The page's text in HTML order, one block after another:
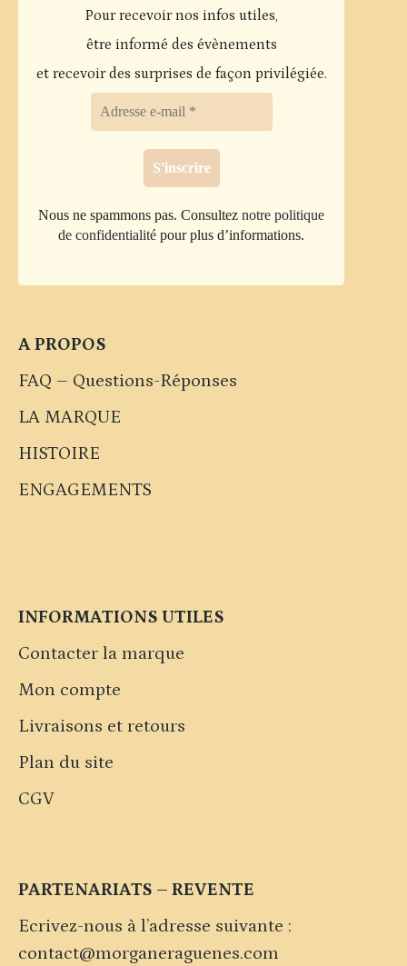
Pour recevoir nos infos utiles,
être informé des évènements
et recevoir des surprises de façon privilégiée.
Nous ne spammons pas. Consulteznotre politique
de confidentialité pour plus d’informations.
A PROPOS
FAQ – Questions-Réponses
LA MARQUE
HISTOIRE
ENGAGEMENTS
INFORMATIONS UTILES
Contacter la marque
Mon compte
Livraisons et retours
Plan du site
CGV
PARTENARIATS – REVENTE
Ecrivez-nous à l’adresse suivante :
contact@morganeraguenes.com